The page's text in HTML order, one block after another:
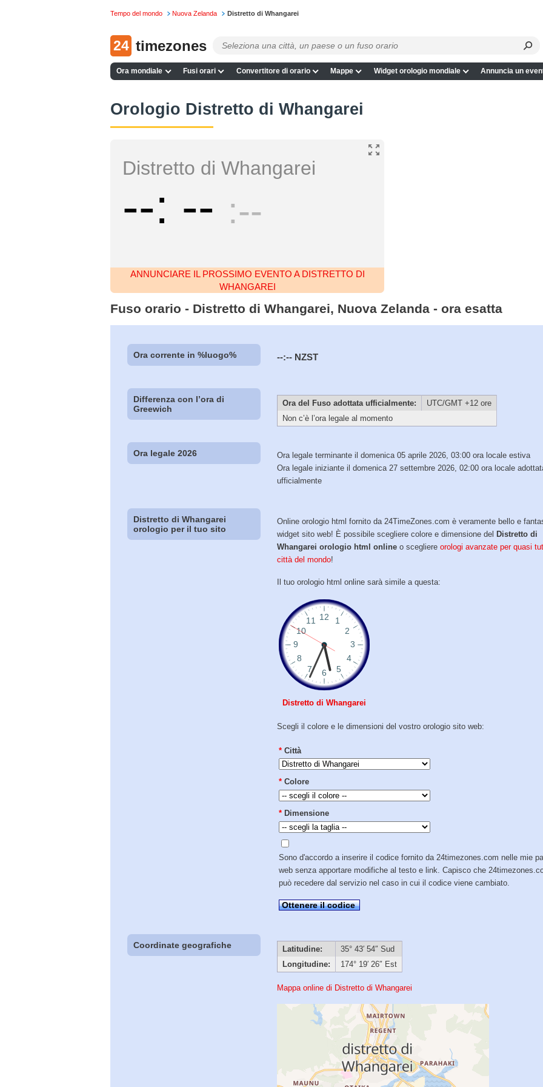
Tempo del mondo Nuova Zelanda Distretto di Whangarei
24 timezones
Ora mondiale Fusi orari Convertitore di orario Mappe Widget orologio mondiale Annuncia un
Orologio Distretto di Whangarei
Distretto di Whangarei
-- -- --
ANNUNCIARE IL PROSSIMO EVENTO A DISTRETTO DI
WHANGAREI
Fuso orario - Distretto di Whangarei, Nuova Zelanda - ora esatta
Ora corrente in %luogo% --:-- NZST
Differenza con l’ora di
Greewich
Ora del Fuso adottata ufficialmente:
UTC/GMT +12 ore
Non c’è l’ora legale al momento
Ora legale 2026
Ora legale terminante il domenica 05 aprile 2026, 03:00 ora locale estiva
Ora legale iniziante il domenica 27 settembre 2026, 02:00 ora locale
ufficialmente
Distretto di Whangarei
orologio per il tuo sito
Online orologio html fornito da 24TimeZones.com è veramente bello e
widget sito web! È possibile scegliere colore e dimensione del Distretto di
Whangarei orologio html online o scegliereorologi avanzate per quasi
città del mondo!
Il tuo orologio html online sarà simile a questa:
Distretto di Whangarei
Scegli il colore e le dimensioni del vostro orologio sito web:
* Città
* Colore
* Dimensione
Sono d'accordo a inserire il codice fornito da 24timezones.com nelle mie
web senza apportare modifiche al testo e link. Capisco che
può recedere dal servizio nel caso in cui il codice viene cambiato.
Ottenere il codice
Coordinate geografiche Latitudine:
35° 43′ 54″ Sud
Longitudine:
174° 19′ 26″ Est
Mappa online di Distretto di Whangarei